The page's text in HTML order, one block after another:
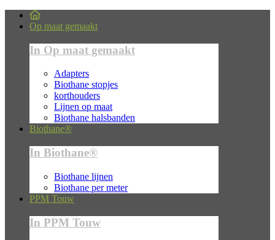
Op maat gemaakt
In Op maat gemaakt
Adapters
Biothane stopjes
korthouders
Lijnen op maat
Biothane halsbanden
Biothane®
In Biothane®
Biothane lijnen
Biothane per meter
PPM Touw
In PPM Touw